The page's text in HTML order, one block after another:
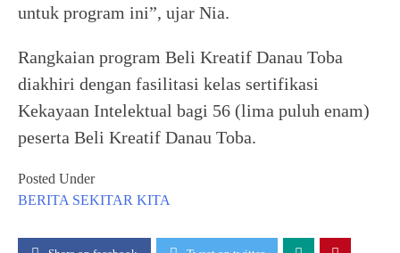
untuk program ini”, ujar Nia.
Rangkaian program Beli Kreatif Danau Toba
diakhiri dengan fasilitasi kelas sertifikasi
Kekayaan Intelektual bagi 56 (lima puluh enam)
peserta Beli Kreatif Danau Toba.
Posted Under
BERITA SEKITAR KITA